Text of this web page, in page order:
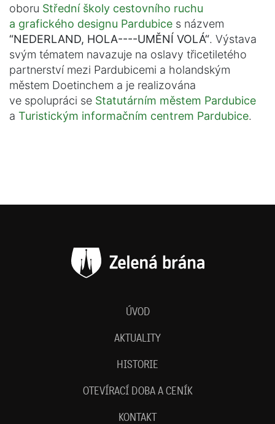
oboru Střední školy cestovního ruchu
a grafického designu Pardubice s názvem
“NEDERLAND, HOLA----UMĚNÍ VOLÁ“. Výstava
svým tématem navazuje na oslavy třicetiletého
partnerství mezi Pardubicemi a holandským
městem Doetinchem a je realizována
ve spolupráci se Statutárním městem Pardubice
a Turistickým informačním centrem Pardubice.
ÚVOD
AKTUALITY
HISTORIE
OTEVÍRACÍ DOBA A CENÍK
KONTAKT